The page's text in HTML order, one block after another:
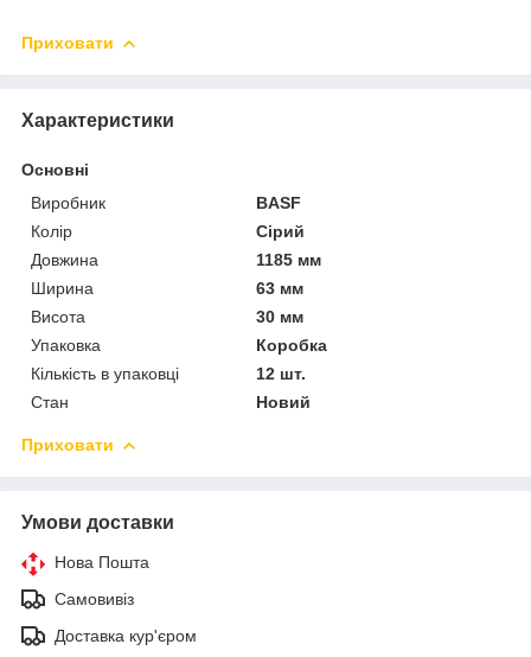
Приховати
Характеристики
Основні
Виробник
BASF
Колір
Сірий
Довжина
1185 мм
Ширина
63 мм
Висота
30 мм
Упаковка
Коробка
Кількість в упаковці
12 шт.
Стан
Новий
Приховати
Умови доставки
Нова Пошта
Самовивіз
Доставка кур'єром